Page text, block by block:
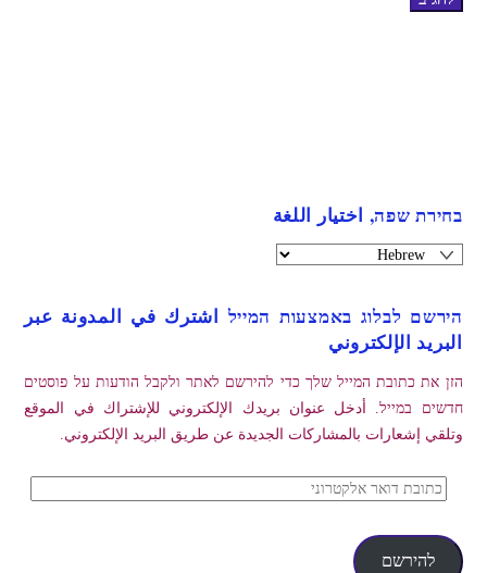
בחירת שפה, اختيار اللغة
הירשם לבלוג באמצעות המייל اشترك في المدونة عبر
البريد الإلكتروني
הזן את כתובת המייל שלך כדי להירשם לאתר ולקבל הודעות על פוסטים
חדשים במייל. أدخل عنوان بريدك الإلكتروني للإشتراك في الموقع
وتلقي إشعارات بالمشاركات الجديدة عن طريق البريد الإلكتروني.
כתובת
אלקטרוני
להירשם